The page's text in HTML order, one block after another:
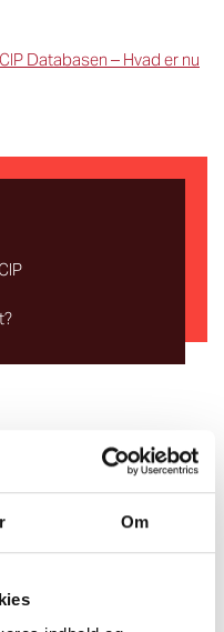
Om
Databasen – Hvad er nu